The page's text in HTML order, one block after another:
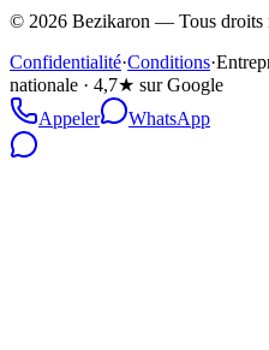
© 2026 Bezikaron — Tous droits
Confidentialité·Conditions·
nationale · 4,7★ sur Google
Appeler
WhatsApp